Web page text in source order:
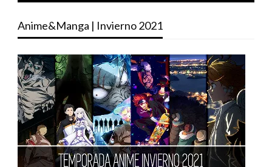
Anime&Manga | Invierno 2021